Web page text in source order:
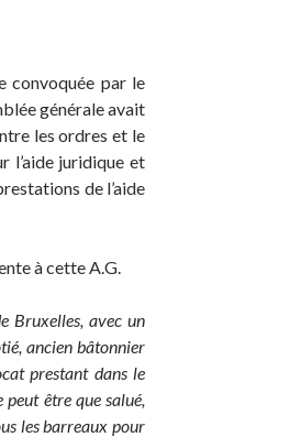
convoquée par le
générale avait
les ordres et le
l’aide juridique et
de l’aide
à cette A.G.
Bruxelles, avec un
ancien bâtonnier
prestant dans le
peut être que salué,
les barreaux pour